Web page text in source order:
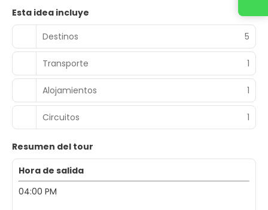
Esta idea incluye
Destinos
5
Transporte 1
Alojamientos 1
Circuitos 1
Resumen del tour
Hora de salida
04:00 PM